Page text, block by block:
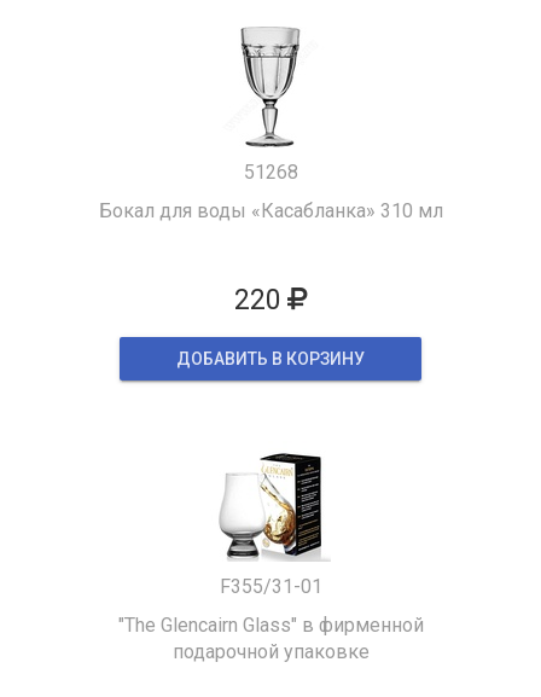
51268
Бокал для воды «Касабланка» 310 мл
220
ДОБАВИТЬ В КОРЗИНУ
F355/31-01
"The Glencairn Glass" в фирменной
подарочной упаковке